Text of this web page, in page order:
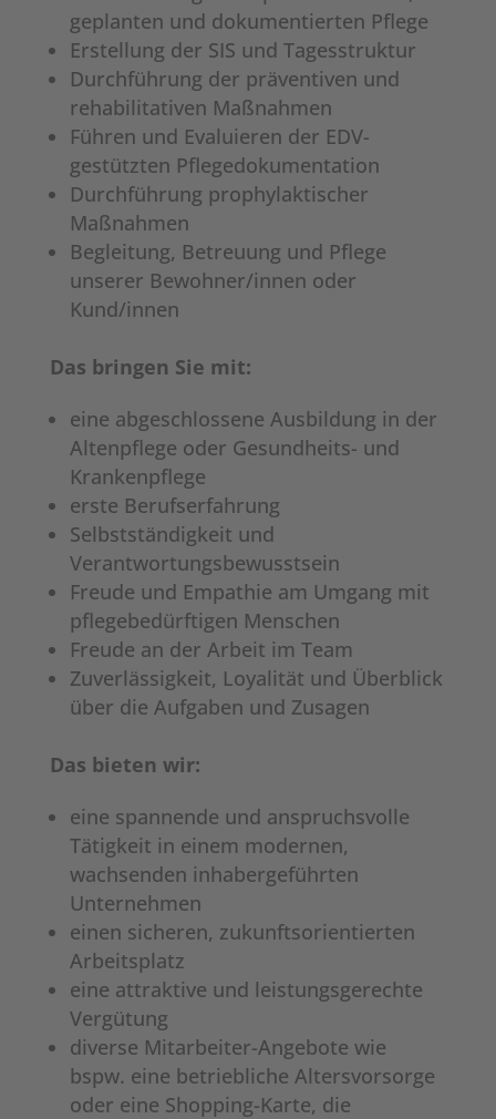
geplanten und dokumentierten Pflege
Erstellung der SIS und Tagesstruktur
Durchführung der präventiven und
rehabilitativen Maßnahmen
Führen und Evaluieren der EDV-
gestützten Pflegedokumentation
Durchführung prophylaktischer
Maßnahmen
Begleitung, Betreuung und Pflege
unserer Bewohner/innen oder
Kund/innen
Das bringen Sie mit:
eine abgeschlossene Ausbildung in der
Altenpflege oder Gesundheits- und
Krankenpflege
erste Berufserfahrung
Selbstständigkeit und
Verantwortungsbewusstsein
Freude und Empathie am Umgang mit
pflegebedürftigen Menschen
Freude an der Arbeit im Team
Zuverlässigkeit, Loyalität und Überblick
über die Aufgaben und Zusagen
Das bieten wir:
eine spannende und anspruchsvolle
Tätigkeit in einem modernen,
wachsenden inhabergeführten
Unternehmen
einen sicheren, zukunftsorientierten
Arbeitsplatz
eine attraktive und leistungsgerechte
Vergütung
diverse Mitarbeiter-Angebote wie
bspw. eine betriebliche Altersvorsorge
oder eine Shopping-Karte, die